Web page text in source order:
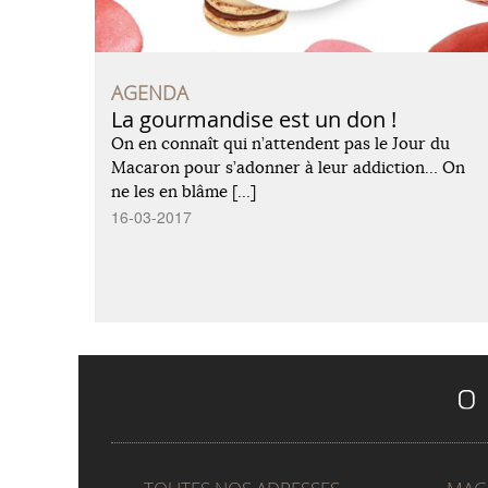
AGENDA
La gourmandise est un don !
On en connaît qui n’attendent pas le Jour du
Macaron pour s’adonner à leur addiction… On
ne les en blâme […]
16-03-2017